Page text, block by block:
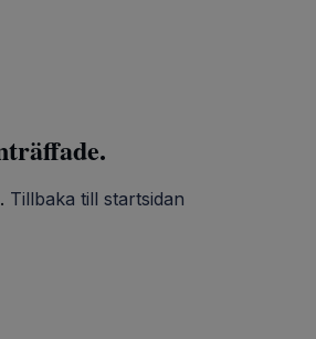
Tillbaka till startsidan